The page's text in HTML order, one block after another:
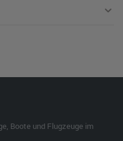
Boote und Flugzeuge im